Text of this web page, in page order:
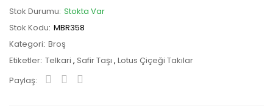
Stok Durumu Stokta Var
Stok Kodu MBR358
Kategori Broş
Etiketler Telkari , Safir Taşı , Lotus Çiçeği Takılar
Paylaş: